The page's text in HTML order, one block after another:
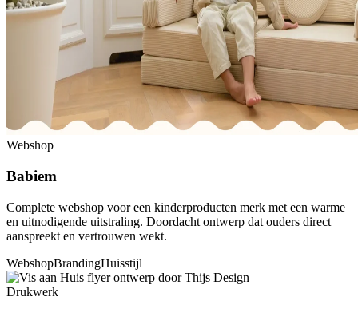
Webshop
Babiem
Complete webshop voor een kinderproducten merk met een warme
en uitnodigende uitstraling. Doordacht ontwerp dat ouders direct
aanspreekt en vertrouwen wekt.
WebshopBrandingHuisstijl
Drukwerk